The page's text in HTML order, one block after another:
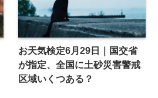
お天気検定6月29日｜国交省
が指定、全国に土砂災害警戒
区域いくつある？